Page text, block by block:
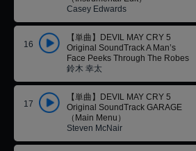
Casey Edwards
16
【単曲】DEVIL MAY CRY 5
Original SoundTrack A Man’s
Face Peeks Through The Robes
鈴木 幸太
17
【単曲】DEVIL MAY CRY 5
Original SoundTrack GARAGE
（Main Menu）
Steven McNair